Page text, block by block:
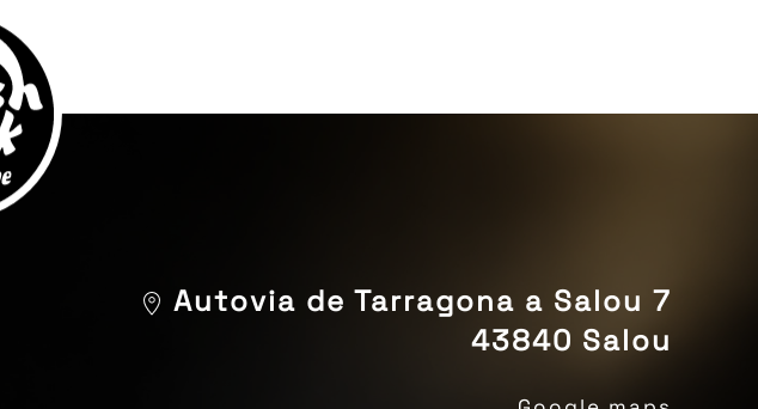
Autovia de Tarragona a Salou 7
43840 Salou